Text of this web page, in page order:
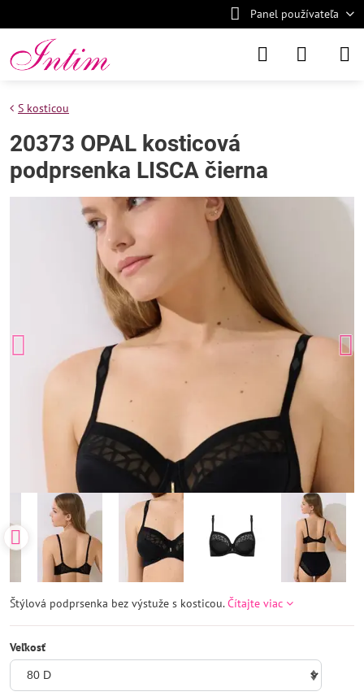
Panel používateľa
S kosticou
20373 OPAL kosticová
podprsenka LISCA čierna
Štýlová podprsenka bez výstuže s kosticou.Čítajte viac
Veľkosť